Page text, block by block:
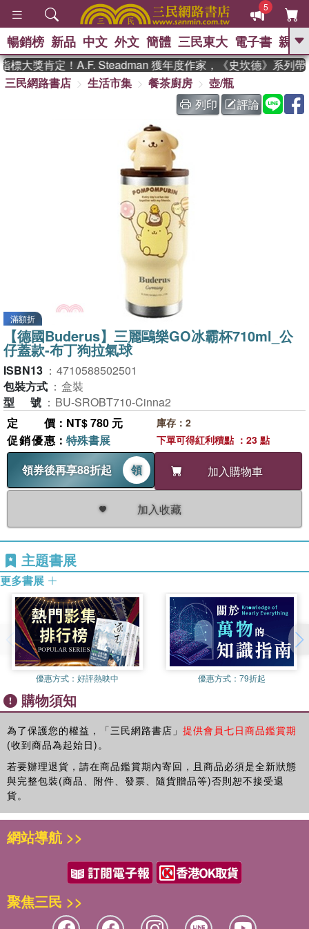
5
GO
熱搜： 東野圭吾 、 The Odyssey
、 如果歷史是一群喵 、 暑期
國際布克獎 臺灣漫遊錄 、 方
念華 、
孩：黎曼猜想
暢銷榜 新品 中文 外文 簡體 三民東大 電子書 親子
大獎肯定！A.F. Steadman 獲年度作家，《史坎德》系列帶
三民網路書店
生活市集 餐茶廚房
壺/瓶
列印
評論
滿額折
【德國Buderus】三麗鷗樂GO冰霸杯710ml_公
仔蓋款-布丁狗拉氣球
ISBN13 ： 4710588502501
包裝方式 ： 盒裝
型號 ： BU-SROBT710-Cinna2
定價 ：NT$ 780 元
促銷優惠 ： 特殊書展
領券後再享88折起
領 加入購物車
加入收藏
庫存：2
下單可得紅利積點 ：23 點
主題書展
更多書展
優惠方式： 好評熱映中 優惠方式： 79折起
購物須知
為了保護您的權益，「三民網路書店」 提供會員七日商品鑑賞期
(收到商品為起始日)。
若要辦理退貨，請在商品鑑賞期內寄回，且商品必須是全新狀態
與完整包裝(商品、附件、發票、隨貨贈品等)否則恕不接受退
貨。
網站導航 >>
聚焦三民 >>